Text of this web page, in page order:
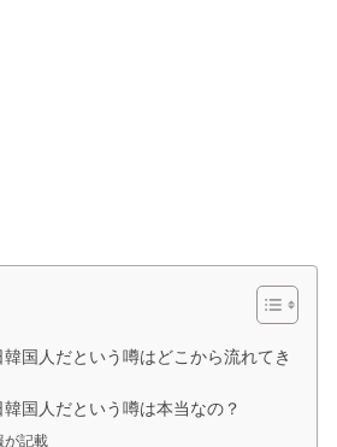
国人だという噂はどこから流れてき
国人だという噂は本当なの？
が記載